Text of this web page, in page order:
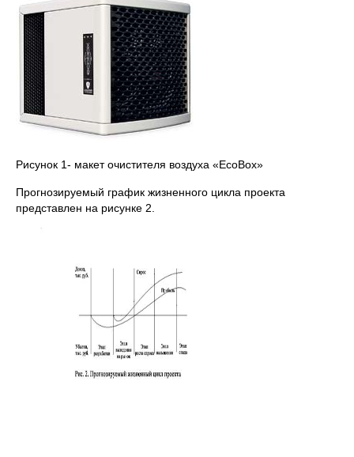
Рисунок 1- макет очистителя воздуха «EcoBox»
Прогнозируемый график жизненного цикла проекта
представлен на рисунке 2.